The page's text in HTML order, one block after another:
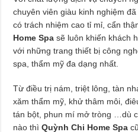
chuyên viên giàu kinh nghiệm
có trách nhiệm cao tỉ mỉ, cẩn
Home Spa sẽ luôn khiến khách
với những trang thiết bị công
spa, thẩm mỹ đa dạng nhất.
Từ điều trị nám, triệt lông, tàn
xăm thẩm mỹ, khử thâm môi,
tán bột, phun mí mở tròng …dù
nào thì Quỳnh Chi Home Spa